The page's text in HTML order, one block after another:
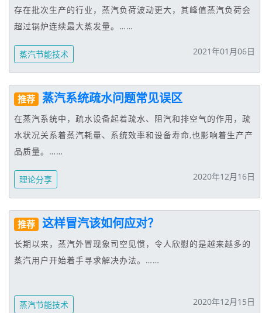
存在批次生产的行业，蒸汽负荷波动更大，其峰值蒸汽负荷会
超过锅炉连续最大蒸发量。……
蒸汽节能技术 2021年01月06日
推荐 蒸汽系统疏水问题常见误区
在蒸汽系统中，疏水设备起着疏水、阻汽和排空气的作用，疏
水状况关系着蒸汽耗量、系统效率和设备寿命,也影响着生产产
品质量。……
理论分享 2020年12月16日
推荐 这样冒汽该如何应对？
长期以来，蒸汽外冒现象司空见惯，令人欣慰的是越来越多的
蒸汽用户开始着手寻求解决办法。……
蒸汽节能技术 2020年12月15日